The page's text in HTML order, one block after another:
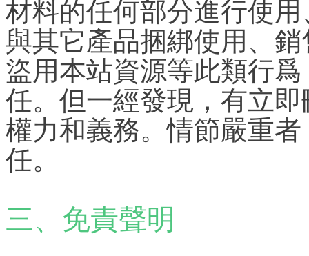
材料的任何部分進行使
與其它產品捆綁使用、
盜用本站資源等此類行
任。但一經發現，有立
權力和義務。情節嚴重
任。
三、免責聲明